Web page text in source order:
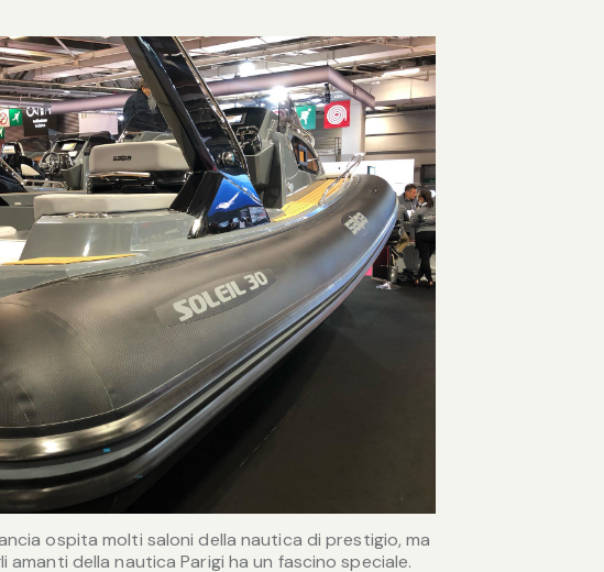
ospita molti saloni della nautica di prestigio, ma
amanti della nautica Parigi ha un fascino speciale.